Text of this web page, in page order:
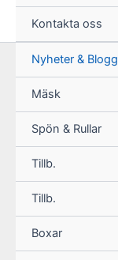
Kontakta oss
Nyheter & Blogg
Mäsk
Spön & Rullar
Tillb.
Tillb.
Boxar